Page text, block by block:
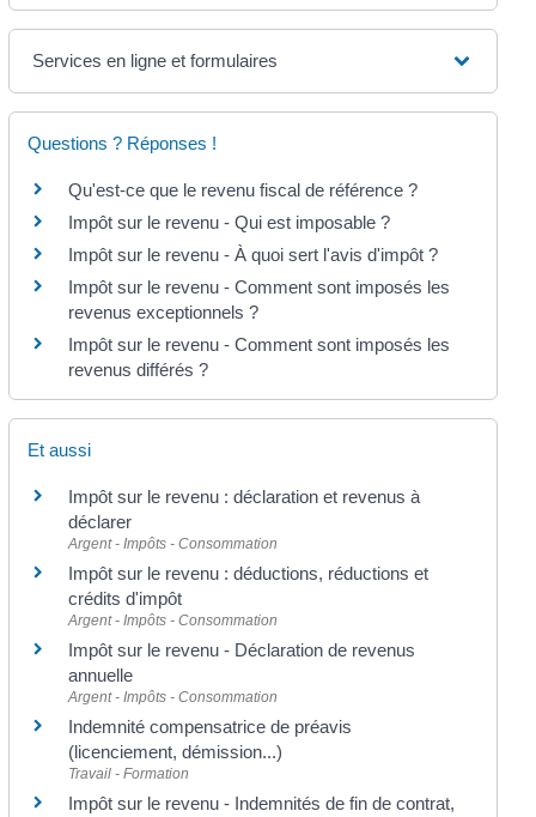
Services en ligne et formulaires
Questions ? Réponses !
Qu'est-ce que le revenu fiscal de référence ?
Impôt sur le revenu - Qui est imposable ?
Impôt sur le revenu - À quoi sert l'avis d'impôt ?
Impôt sur le revenu - Comment sont imposés les
revenus exceptionnels ?
Impôt sur le revenu - Comment sont imposés les
revenus différés ?
Et aussi
Impôt sur le revenu : déclaration et revenus à
déclarer
Argent - Impôts - Consommation
Impôt sur le revenu : déductions, réductions et
crédits d'impôt
Argent - Impôts - Consommation
Impôt sur le revenu - Déclaration de revenus
annuelle
Argent - Impôts - Consommation
Indemnité compensatrice de préavis
(licenciement, démission...)
Travail - Formation
Impôt sur le revenu - Indemnités de fin de contrat,